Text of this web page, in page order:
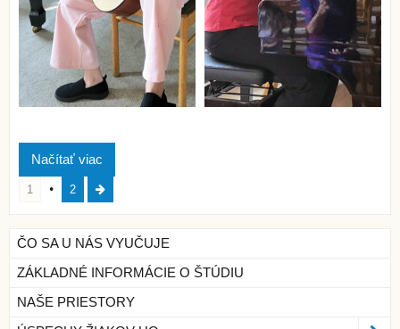
Načítať viac
1 2
ČO SA U NÁS VYUČUJE
ZÁKLADNÉ INFORMÁCIE O ŠTÚDIU
NAŠE PRIESTORY